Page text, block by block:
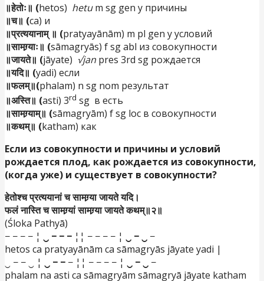
॥हेतोः॥ (hetos) hetum sg gen у причины
॥च॥ (ca) и
॥प्रत्ययानाम् ॥ (pratyayānām) m pl gen у условий
॥सामग्र्याः॥ (sāmagryās) f sg abl из совокупности
॥जायते॥ (jāyate) √jan pres 3rd sg рождается
॥यदि॥ (yadi) если
॥फलम्॥(phalam) n sg nom результат
॥अस्ति॥ (asti) 3rd sg в есть
॥सामग्र्याम्॥ (sāmagryām) f sg loc в совокупности
॥कथम्॥ (katham) как
Если из совокупности и причины и условий
рождается плод, как рождается из совокупности,
(когда уже) и существует в совокупности?
हेतोश्च प्रत्ययानां च सामग्र्या जायते यदि।
फलं नास्ति च सामग्र्यां सामग्र्या जायते कथम्॥२॥
(Śloka Pathyā)
− − − − ¦ ‿ − − − ¦¦ − − − − ¦ ‿ − ‿ −
hetos ca pratyayānām ca sāmagryās jāyate yadi |
‿ − − ‿ ¦ ‿ − − − ¦¦ − − − − ¦ ‿ − ‿ −
phalam na asti ca sāmagryām sāmagryā jāyate katham